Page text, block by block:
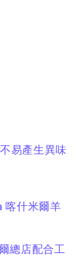
易產生異味
喀什米爾羊
總店配合工